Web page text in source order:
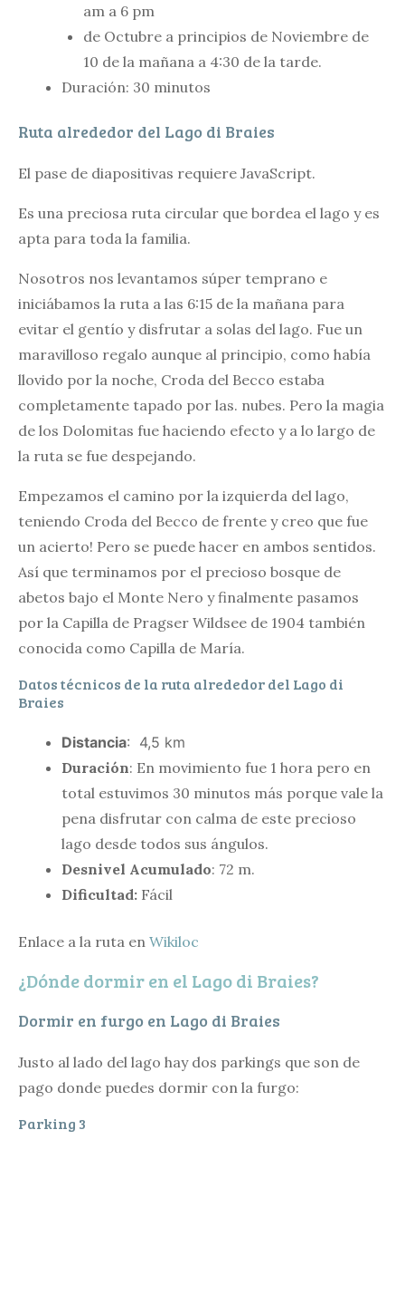
am a 6 pm
de Octubre a principios de Noviembre de
10 de la mañana a 4:30 de la tarde.
Duración: 30 minutos
Ruta alrededor del Lago di Braies
El pase de diapositivas requiere JavaScript.
Es una preciosa ruta circular que bordea el lago y es
apta para toda la familia.
Nosotros nos levantamos súper temprano e
iniciábamos la ruta a las 6:15 de la mañana para
evitar el gentío y disfrutar a solas del lago. Fue un
maravilloso regalo aunque al principio, como había
llovido por la noche, Croda del Becco estaba
completamente tapado por las. nubes. Pero la magia
de los Dolomitas fue haciendo efecto y a lo largo de
la ruta se fue despejando.
Empezamos el camino por la izquierda del lago,
teniendo Croda del Becco de frente y creo que fue
un acierto! Pero se puede hacer en ambos sentidos.
Así que terminamos por el precioso bosque de
abetos bajo el Monte Nero y finalmente pasamos
por la Capilla de Pragser Wildsee de 1904 también
conocida como Capilla de María.
Datos técnicos de la ruta alrededor del Lago di
Braies
Distancia: 4,5 km
Duración: En movimiento fue 1 hora pero en
total estuvimos 30 minutos más porque vale la
pena disfrutar con calma de este precioso
lago desde todos sus ángulos.
Desnivel Acumulado: 72 m.
Dificultad: Fácil
Enlace a la ruta en Wikiloc
¿Dónde dormir en el Lago di Braies?
Dormir en furgo en Lago di Braies
Justo al lado del lago hay dos parkings que son de
pago donde puedes dormir con la furgo:
Parking 3